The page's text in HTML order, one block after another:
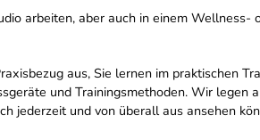
arbeiten, aber auch in einem
aus, Sie lernen im praktischen
und Trainingsmethoden. Wir
jederzeit und von überall aus ansehen